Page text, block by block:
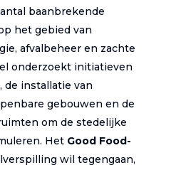
baanbrekende
het gebied van
afvalbeheer en zachte
onderzoekt initiatieven
de installatie van
gebouwen en de
om de stedelijke
Het Good Food-
wil tegengaan,